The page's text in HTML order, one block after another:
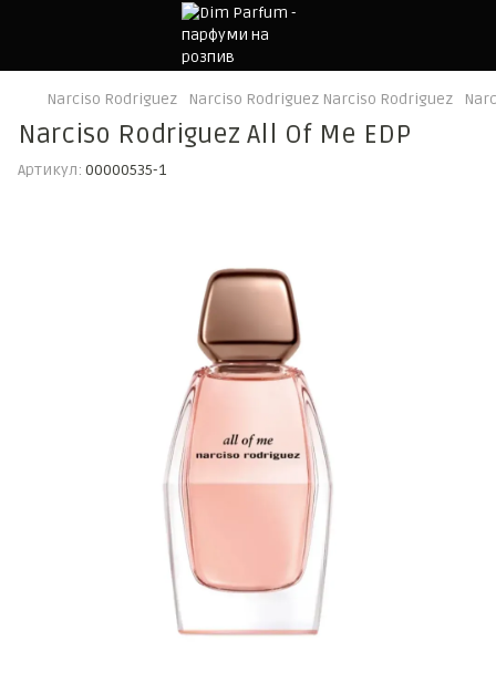
Narciso Rodriguez Narciso Rodriguez Narciso Rodriguez
Narciso Rodriguez All Of Me EDP
Артикул: 00000535-1